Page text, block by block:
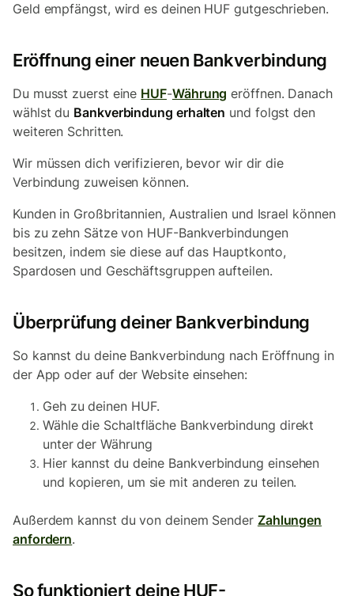
Geld empfängst, wird es deinen HUF gutgeschrieben.
Eröffnung einer neuen Bankverbindung
Du musst zuerst eine HUF-Währung eröffnen. Danach
wählst du Bankverbindung erhalten und folgst den
weiteren Schritten.
Wir müssen dich verifizieren, bevor wir dir die
Verbindung zuweisen können.
Kunden in Großbritannien, Australien und Israel können
bis zu zehn Sätze von HUF-Bankverbindungen
besitzen, indem sie diese auf das Hauptkonto,
Spardosen und Geschäftsgruppen aufteilen.
Überprüfung deiner Bankverbindung
So kannst du deine Bankverbindung nach Eröffnung in
der App oder auf der Website einsehen:
Geh zu deinen HUF.
Wähle die Schaltfläche Bankverbindung direkt
unter der Währung
Hier kannst du deine Bankverbindung einsehen
und kopieren, um sie mit anderen zu teilen.
Außerdem kannst du von deinem Sender Zahlungen
anfordern.
So funktioniert deine HUF-